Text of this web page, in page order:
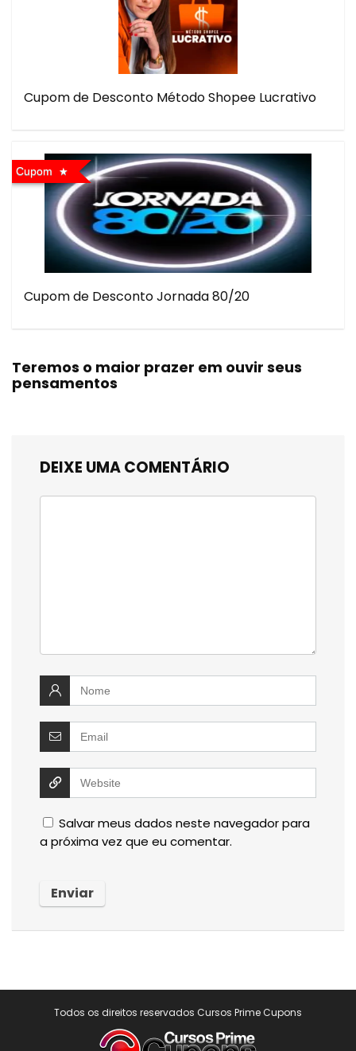
Cupom de Desconto Método Shopee Lucrativo
Cupom
Cupom de Desconto Jornada 80/20
Teremos o maior prazer em ouvir seus
pensamentos
DEIXE UMA COMENTÁRIO
Salvar meus dados neste navegador para
a próxima vez que eu comentar.
Todos os direitos reservados Cursos Prime Cupons